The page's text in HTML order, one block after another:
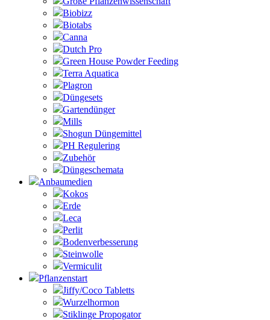
Biobizz
Biotabs
Canna
Dutch Pro
Green House Powder Feeding
Terra Aquatica
Plagron
Düngesets
Gartendünger
Mills
Shogun Düngemittel
PH Regulering
Zubehör
Düngeschemata
Anbaumedien
Kokos
Erde
Leca
Perlit
Bodenverbesserung
Steinwolle
Vermiculit
Pflanzenstart
Jiffy/Coco Tabletts
Wurzelhormon
Stiklinge Propogator